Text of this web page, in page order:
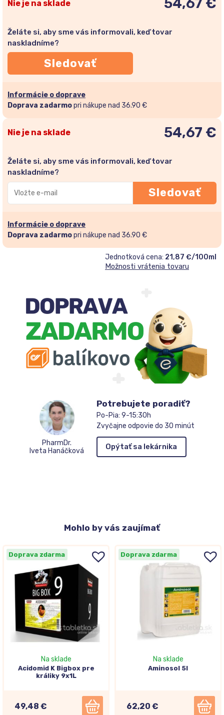
Nie je na sklade
Želáte si, aby sme vás informovali, keď tovar
naskladníme?
Sledovať
Informácie o doprave
Doprava zadarmopri nákupe nad 36.90 €
Nie je na sklade 54,67 €
Želáte si, aby sme vás informovali, keď tovar
naskladníme?
mailovú
adresu
a
čakateľov
Sledovať
Informácie o doprave
Doprava zadarmopri nákupe nad 36.90 €
Jednotková cena: 21,87 €/100ml
Možnosti vrátenia tovaru
PharmDr.
Iveta Hanáčková
Potrebujete poradiť?
Po-Pia: 9-15:30h
Zvyčajne odpovie do 30 minút
Opýtať sa lekárnika
Mohlo by vás zaujímať
Doprava zdarma
Na sklade
Acidomid K Bigbox pre
králiky 9x1L
49,48 €
Doprava zdarma
Na sklade
Aminosol 5l
62,20 €